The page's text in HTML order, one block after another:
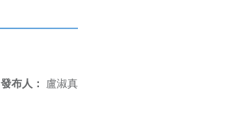
發布人： 盧淑真